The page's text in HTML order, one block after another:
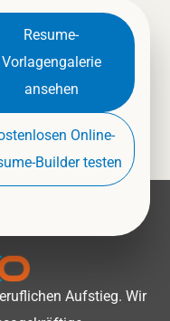
Resume-
Vorlagengalerie
ansehen
Online-
Builder testen
Aufstieg. Wir